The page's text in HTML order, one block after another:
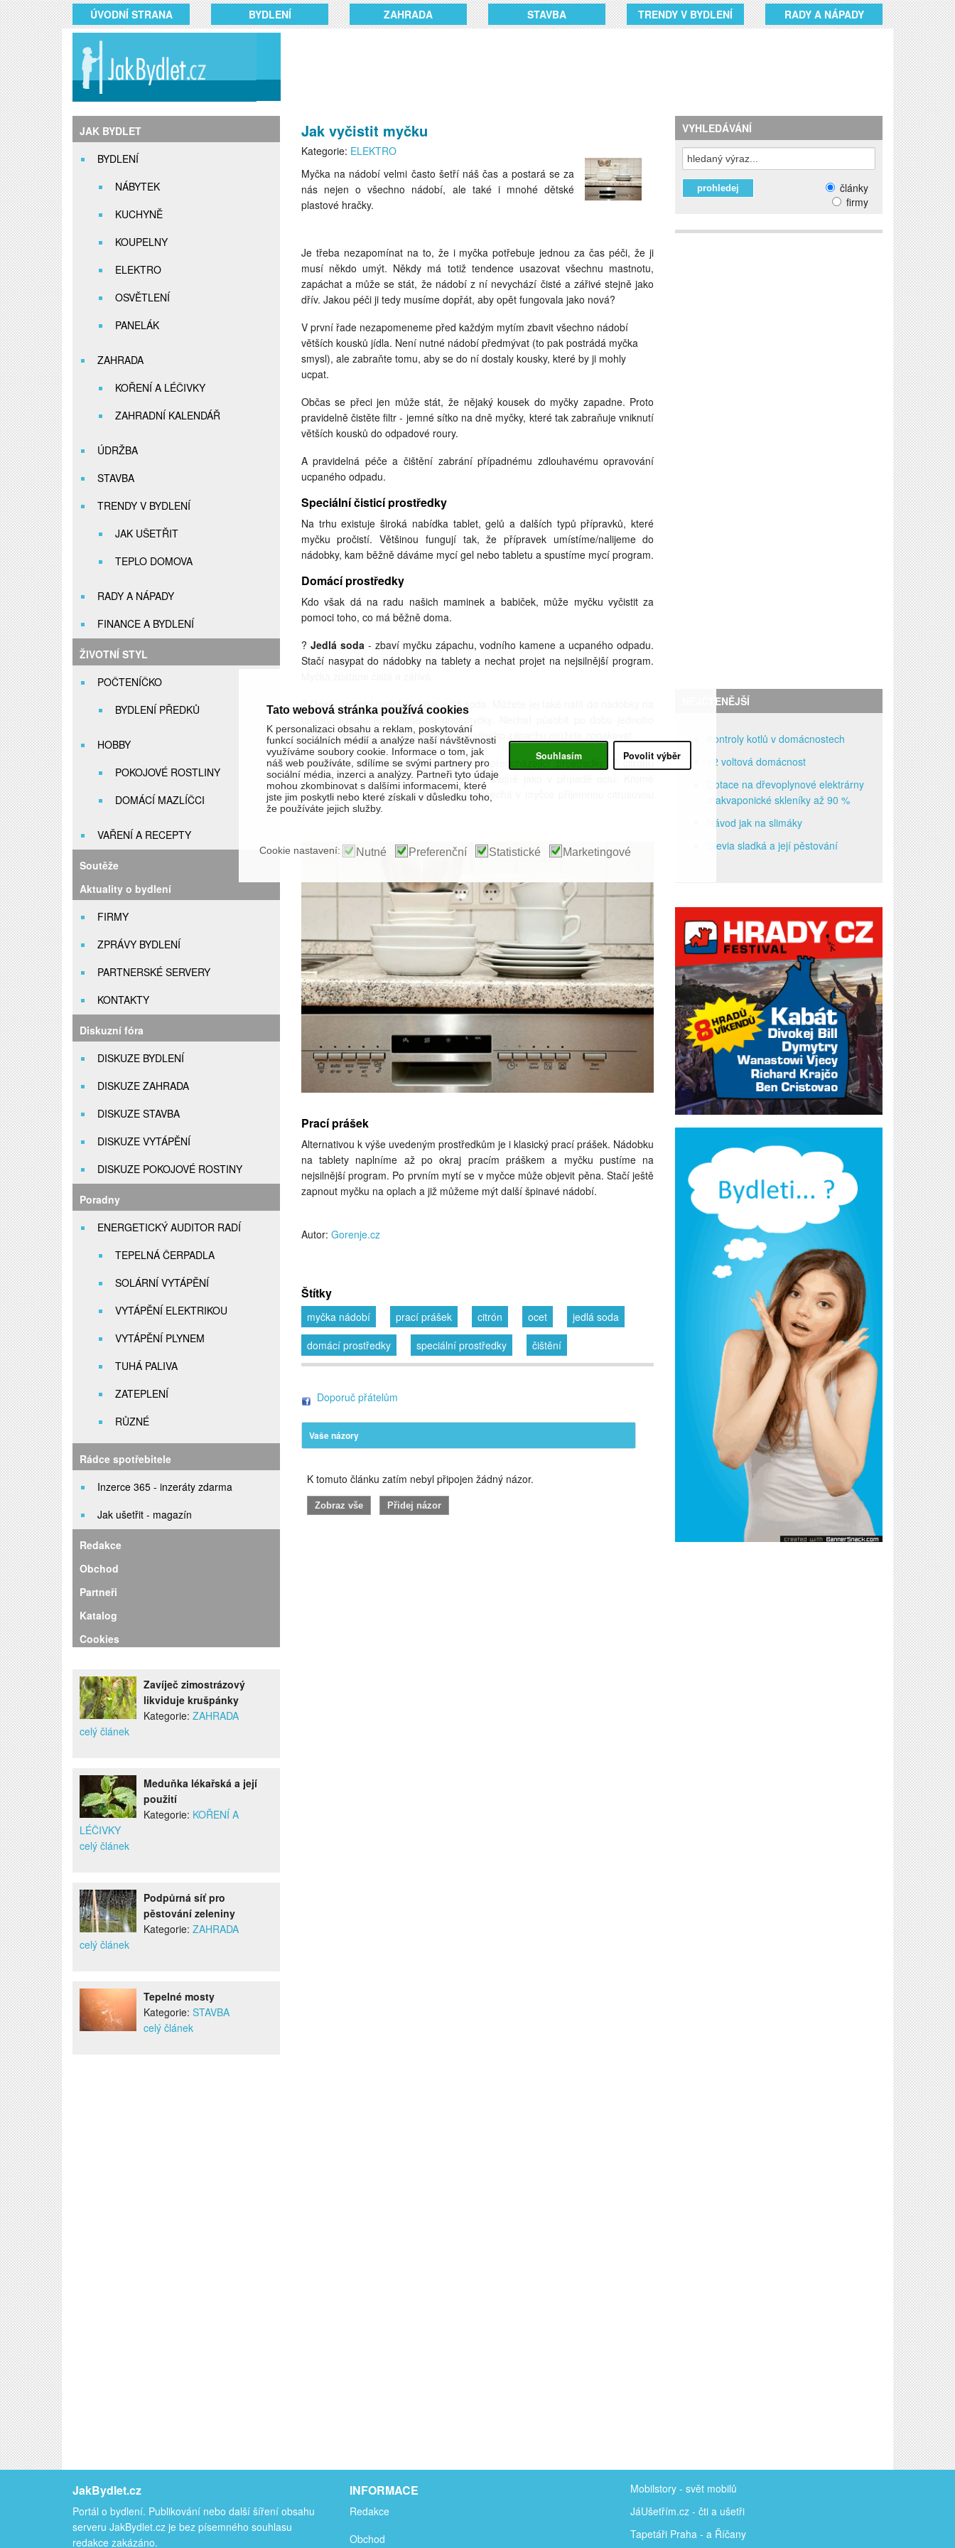
ÚVODNÍ STRANA BYDLENÍ ZAHRADA STAVBA TRENDY V BYDLENÍ RADY A NÁPADY
JAK BYDLET
BYDLENÍ
NÁBYTEK
KUCHYNĚ
KOUPELNY
ELEKTRO
OSVĚTLENÍ
PANELÁK
ZAHRADA
KOŘENÍ A LÉČIVKY
ZAHRADNÍ KALENDÁŘ
ÚDRŽBA
STAVBA
TRENDY V BYDLENÍ
JAK UŠETŘIT
TEPLO DOMOVA
RADY A NÁPADY
FINANCE A BYDLENÍ
ŽIVOTNÍ STYL
POČTENÍČKO
BYDLENÍ PŘEDKŮ
HOBBY
POKOJOVÉ ROSTLINY
DOMÁCÍ MAZLÍČCI
VAŘENÍ A RECEPTY
Soutěže
Aktuality o bydlení
FIRMY
ZPRÁVY BYDLENÍ
PARTNERSKÉ SERVERY
KONTAKTY
Diskuzní fóra
DISKUZE BYDLENÍ
DISKUZE ZAHRADA
DISKUZE STAVBA
DISKUZE VYTÁPĚNÍ
DISKUZE POKOJOVÉ ROSTINY
Poradny
ENERGETICKÝ AUDITOR RADÍ
TEPELNÁ ČERPADLA
SOLÁRNÍ VYTÁPĚNÍ
VYTÁPĚNÍ ELEKTRIKOU
VYTÁPĚNÍ PLYNEM
TUHÁ PALIVA
ZATEPLENÍ
RŮZNÉ
Rádce spotřebitele
Inzerce 365 - inzeráty zdarma
Jak ušetřit - magazín
Redakce
Obchod
Partneři
Katalog
Cookies
Zavíječ zimostrázový
likviduje krušpánky
Kategorie: ZAHRADA
celý článek
Meduňka lékařská a její
použití
Kategorie: KOŘENÍ A
LÉČIVKY
celý článek
Podpůrná síť pro
pěstování zeleniny
Kategorie: ZAHRADA
celý článek
Tepelné mosty
Kategorie: STAVBA
celý článek
Jak vyčistit myčku
Kategorie: ELEKTRO
Myčka na nádobí velmi často šetří náš čas a postará se za
nás nejen o všechno nádobí, ale také i mnohé dětské
plastové hračky.
Je třeba nezapomínat na to, že i myčka potřebuje jednou za čas péči, že ji
musí někdo umýt. Někdy má totiž tendence usazovat všechnu mastnotu,
zapáchat a může se stát, že nádobí z ní nevychází čisté a zářivé stejně jako
dřív. Jakou péči ji tedy musíme dopřát, aby opět fungovala jako nová?
V první řade nezapomeneme před každým mytím zbavit všechno nádobí
větších kousků jídla. Není nutné nádobí předmývat (to pak postrádá myčka
smysl), ale zabraňte tomu, aby se do ní dostaly kousky, které by ji mohly
ucpat.
Občas se přeci jen může stát, že nějaký kousek do myčky zapadne. Proto
pravidelně čistěte filtr - jemné sítko na dně myčky, které tak zabraňuje vniknutí
větších kousků do odpadové roury.
A pravidelná péče a čištění zabrání případnému zdlouhavému opravování
ucpaného odpadu.
Speciální čisticí prostředky
Na trhu existuje široká nabídka tablet, gelů a dalších typů přípravků, které
myčku pročistí. Většinou fungují tak, že přípravek umístíme/nalijeme do
nádobky, kam běžně dáváme mycí gel nebo tabletu a spustíme mycí program.
Domácí prostředky
Kdo však dá na radu našich maminek a babiček, může myčku vyčistit za
pomoci toho, co má běžně doma.
? Jedlá soda- zbaví myčku zápachu, vodního kamene a ucpaného odpadu.
Stačí nasypat do nádobky na tablety a nechat projet na nejsilnější program.
?Ocet- působí podobně jako jedlá soda. Můžete jej také nalít do nádobky na
tablety a nebo jednoduše na dno myčky. Nechat působit po dobu jednoho
mycího programu. V případě opravdu silného zápachu můžete zopakovat.
?Citrón- má stejné účinky jako oba předcházející prostředky. Z citrónu
vymačkejte všechnu šťávu a postupujte stejně jako v případě octu. Kromě
toho, že vás zbaví vodního kamene, zanechá v myčce příjemnou citrusovou
vůni.
Prací prášek
Alternativou k výše uvedeným prostředkům je i klasický prací prášek. Nádobku
na tablety naplníme až po okraj pracím práškem a myčku pustíme na
nejsilnější program. Po prvním mytí se v myčce může objevit pěna. Stačí ještě
zapnout myčku na oplach a již můžeme mýt další špinavé nádobí.
Autor: Gorenje.cz
Štítky
myčka nádobí prací prášek citrón ocet
jedlá soda
domácí prostředky
speciální prostředky čištění
Doporuč přátelům
Vaše názory
K tomuto článku zatím nebyl připojen žádný názor.
VYHLEDÁVÁNÍ
články
firmy
NEJČTENĚJŠÍ
Kontroly kotlů v domácnostech
12 voltová domácnost
Dotace na dřevoplynové elektrárny
a akvaponické skleníky až 90 %
Návod jak na slimáky
Stevia sladká a její pěstování
JakBydlet.cz
Portál o bydlení. Publikování nebo další šíření obsahu
serveru JakBydlet.cz je bez písemného souhlasu
redakce zakázáno.
INFORMACE
Redakce
Obchod
Mobilstory - svět mobilů
JáUšetřím.cz - čti a ušetři
Tapetáři Praha - a Říčany
Tato webová stránka používá cookies
K personalizaci obsahu a reklam, poskytování
funkcí sociálních médií a analýze naší návštěvnosti
využíváme soubory cookie. Informace o tom, jak
náš web používáte, sdílíme se svými partnery pro
sociální média, inzerci a analýzy. Partneři tyto údaje
mohou zkombinovat s dalšími informacemi, které
jste jim poskytli nebo které získali v důsledku toho,
že používáte jejich služby.
Souhlasím Povolit výběr
Cookie nastavení: Nutné Preferenční Statistické Marketingové